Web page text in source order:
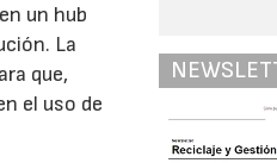
un hub
La
que,
el uso de